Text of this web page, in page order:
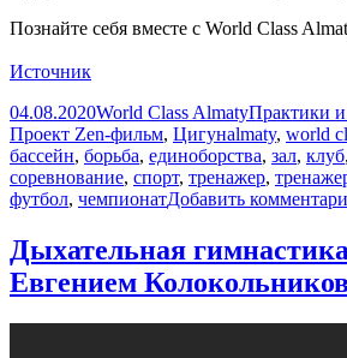
Познайте себя вместе с World Class
Источник
Опубликовано
04.08.2020Автор
World Class AlmatyРубрики
Практики
Проект Zen-фильм, ЦигунМетки
almaty, world
бассейн, борьба, единоборства, зал, клуб,
соревнование, спорт, тренажер,
футбол, чемпионатДобавить
Дыхательная
Евгением